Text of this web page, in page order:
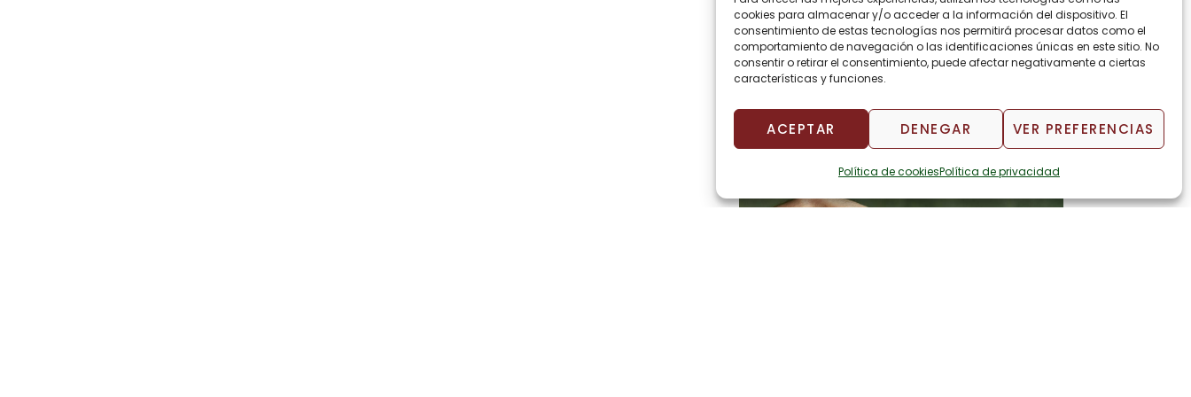
cookies para almacenar y/o acceder a la información del dispositivo. El
consentimiento de estas tecnologías nos permitirá procesar datos como el
comportamiento de navegación o las identificaciones únicas en este sitio. No
consentir o retirar el consentimiento, puede afectar negativamente a ciertas
características y funciones.
ACEPTAR DENEGAR VER PREFERENCIAS
Política de cookiesPolítica de privacidad
ateneodecordoba@gmail.com
Contacto